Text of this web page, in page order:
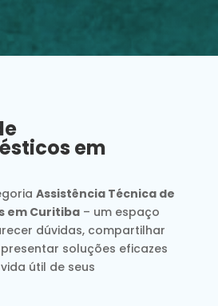
em
Assistência Técnica de
em Curitiba– um espaço
dúvidas, compartilhar
soluções eficazes
útil de seus